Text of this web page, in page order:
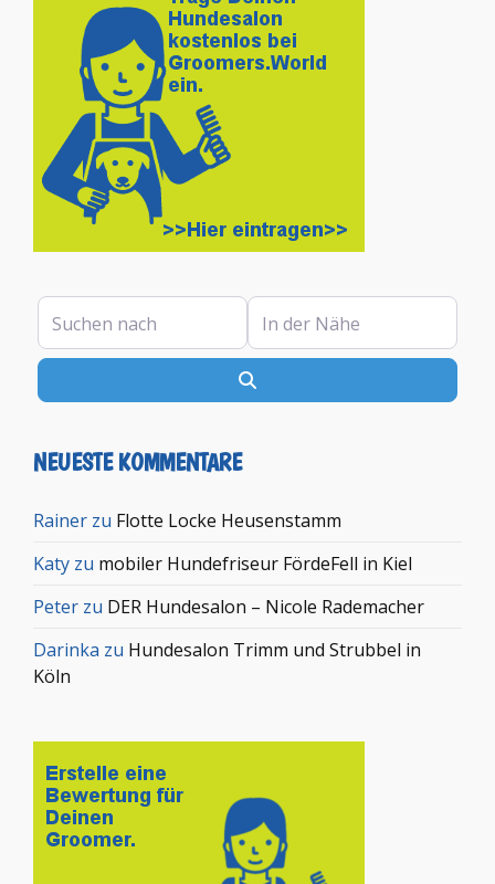
Suchen nach In der Nähe
NEUESTE KOMMENTARE
Rainer zu Flotte Locke Heusenstamm
Katy zu mobiler Hundefriseur FördeFell in Kiel
Peter zu DER Hundesalon – Nicole Rademacher
Darinka zu Hundesalon Trimm und Strubbel in
Köln